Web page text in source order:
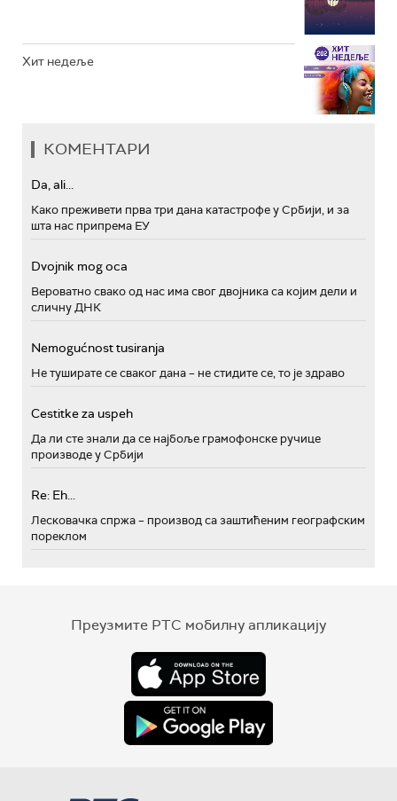
Хит недеље
КОМЕНТАРИ
Da, ali...
Како преживети прва три дана катастрофе у Србији, и за
шта нас припрема ЕУ
Dvojnik mog oca
Вероватно свако од нас има свог двојника са којим дели и
сличну ДНК
Nemogućnost tusiranja
Не туширате се сваког дана – не стидите се, то је здраво
Cestitke za uspeh
Да ли сте знали да се најбоље грамофонске ручице
производе у Србији
Re: Eh...
Лесковачка спржа – производ са заштићеним географским
пореклом
Преузмите РТС мобилну апликацију